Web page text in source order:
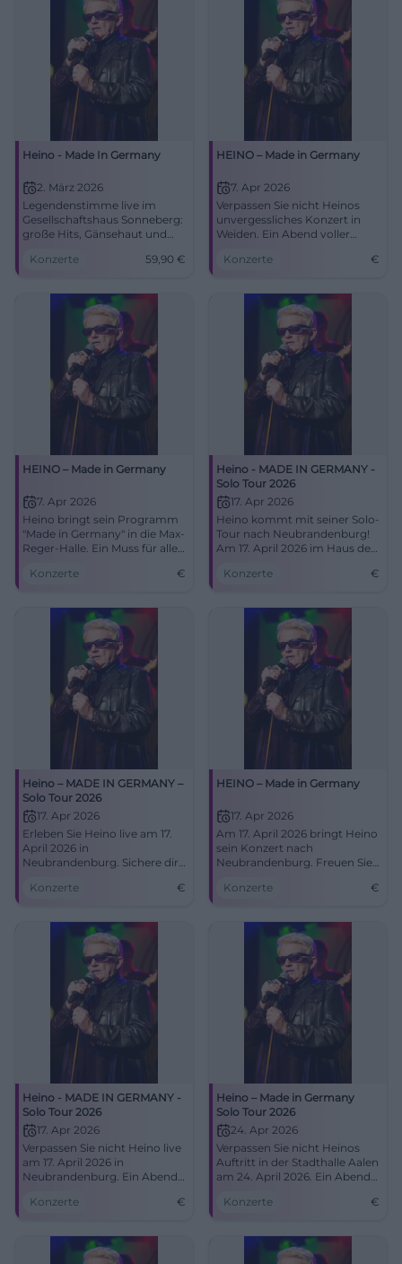
Heino - Made In Germany
2. März 2026
Legendenstimme live im
Gesellschaftshaus Sonneberg:
große Hits, Gänsehaut und
19:00 Uhr, Tickets ab 59,90 €.
Konzerterlebnis. #HeinoLive
Konzerte 59,90 €
HEINO – Made in Germany
7. Apr 2026
Verpassen Sie nicht Heinos
unvergessliches Konzert in
Weiden. Ein Abend voller
Überraschungen erwartet Sie.
Konzerte €
HEINO – Made in Germany
7. Apr 2026
Heino bringt sein Programm
"Made in Germany" in die Max-
Reger-Halle. Ein Muss für alle
Konzerte
€
Heino - MADE IN GERMANY -
Solo Tour 2026
17. Apr 2026
Heino kommt mit seiner Solo-
Tour nach Neubrandenburg!
Am 17. April 2026 im Haus der
Tickets sichern!
Konzerte €
Heino – MADE IN GERMANY –
Solo Tour 2026
17. Apr 2026
Erleben Sie Heino live am 17.
April 2026 in
Neubrandenburg. Sichere dir
unvergessliche Konzert im
Konzerte €
HEINO – Made in Germany
17. Apr 2026
Am 17. April 2026 bringt Heino
sein Konzert nach
Neubrandenburg. Freuen Sie
und Überraschungen!
Konzerte €
Heino - MADE IN GERMANY -
Solo Tour 2026
17. Apr 2026
Verpassen Sie nicht Heino live
am 17. April 2026 in
Neubrandenburg. Ein Abend
Haus der Kultur und Bildung.
Konzerte €
Heino – Made in Germany
Solo Tour 2026
24. Apr 2026
Verpassen Sie nicht Heinos
Auftritt in der Stadthalle Aalen
am 24. April 2026. Ein Abend
Highlights und
Konzerte €